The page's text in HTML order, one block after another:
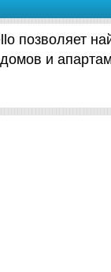
позволяет
и